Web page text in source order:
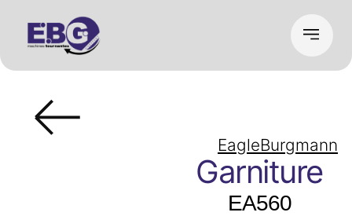
EagleBurgmann
Garniture
EA560